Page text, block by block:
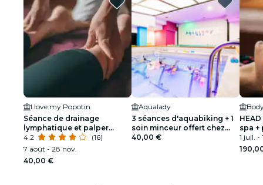
I love my Popotin
Séance de drainage
lymphatique et palper
rouler (réservé aux femmes)
4.2
(16)
7 août - 28 nov.
40,00 €
Aqualady
3 séances d'aquabiking + 1
soin minceur offert chez
Aqualady
40,00 €
spa +
1 juil. -